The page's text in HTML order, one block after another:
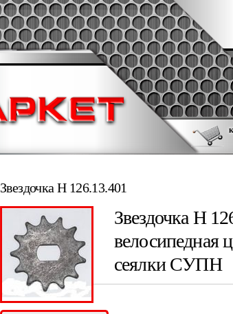
Звездочка Н 126.13.401
Звездочка Н
велосипедная
сеялки СУПН